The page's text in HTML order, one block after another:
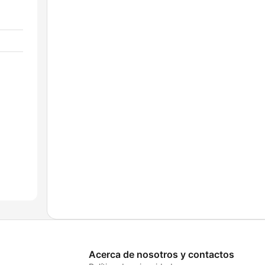
Acerca de nosotros y contactos